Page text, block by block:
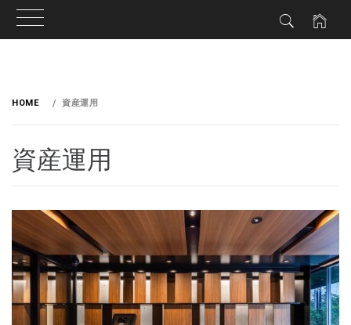
HOME 資産運用
資産運用